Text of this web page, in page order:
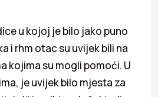
u kojoj je bilo jako puno
i rhm otac su uvijek bili na
kojima su mogli pomoći. U
je uvijek bilo mjesta za